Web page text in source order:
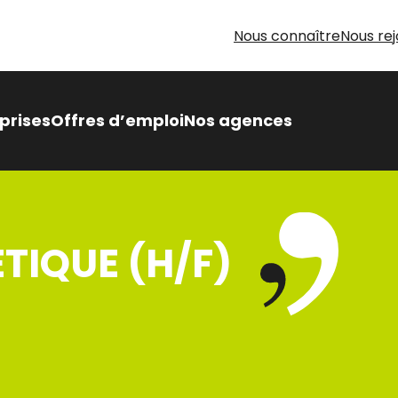
Nous connaîtreNous
pour vous
d’aide pour votre
d’emploi
Offres d’emploiNos agences
(H/F)